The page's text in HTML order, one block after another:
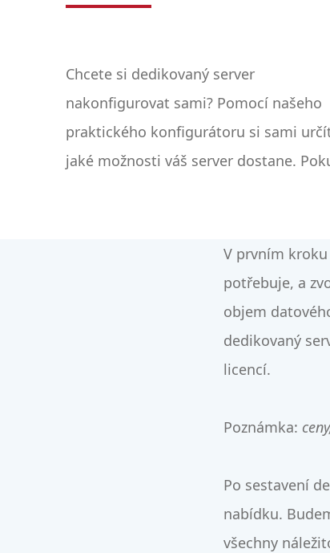
Chcete si dedikovaný server
nakonfigurovat sami? Pomocí našeho
praktického konfigurátoru si sami
jaké možnosti váš server dostane.
chcete, můžete využít náš profesionální
zálohovací prostor. S možností výběru od
50 GB do 500 GB rozhodujete o
V prvním
potřebuje, a
objem
dedikovaný
licencí.
Poznámka:
Po sestavení
nabídku.
všechny